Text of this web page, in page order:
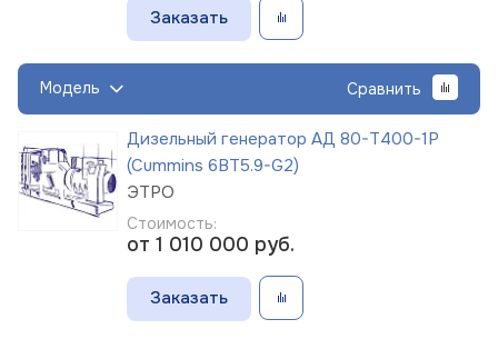
Заказать
Модель Сравнить
Дизельный генератор АД 80-Т400-1Р
(Cummins 6BT5.9-G2)
ЭТРО
Стоимость:
от 1 010 000 руб.
Заказать